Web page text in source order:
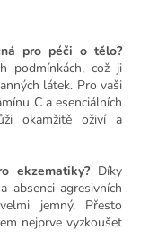
pro péči o tělo?
podmínkách, což ji
látek. Pro vaši
C a esenciálních
okamžitě oživí a
ekzematiky?Díky
absenci agresivních
jemný. Přesto
nejprve vyzkoušet